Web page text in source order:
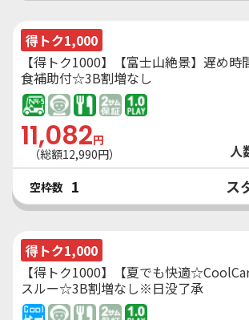
得トク1,000
【得トク1000】【富士山絶景】遅め
食補助付☆3B割増なし
11,082円
（総額12,990円） 人
空枠数 1 ス
得トク1,000
【得トク1000】【夏でも快適
スルー☆3B割増なし※日没了承